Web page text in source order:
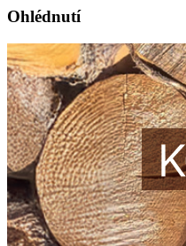
Ohlédnutí